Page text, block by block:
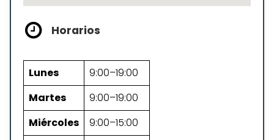
Horarios
Lunes
9:00–19:00
Martes
9:00–19:00
Miércoles
9:00–15:00